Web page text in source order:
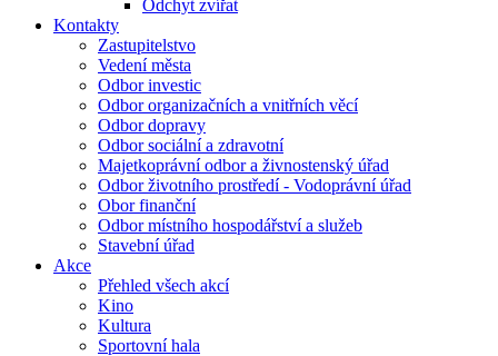
Odchyt zvířat
Kontakty
Zastupitelstvo
Vedení města
Odbor investic
Odbor organizačních a vnitřních věcí
Odbor dopravy
Odbor sociální a zdravotní
Majetkoprávní odbor a živnostenský úřad
Odbor životního prostředí - Vodoprávní úřad
Obor finanční
Odbor místního hospodářství a služeb
Stavební úřad
Akce
Přehled všech akcí
Kino
Kultura
Sportovní hala